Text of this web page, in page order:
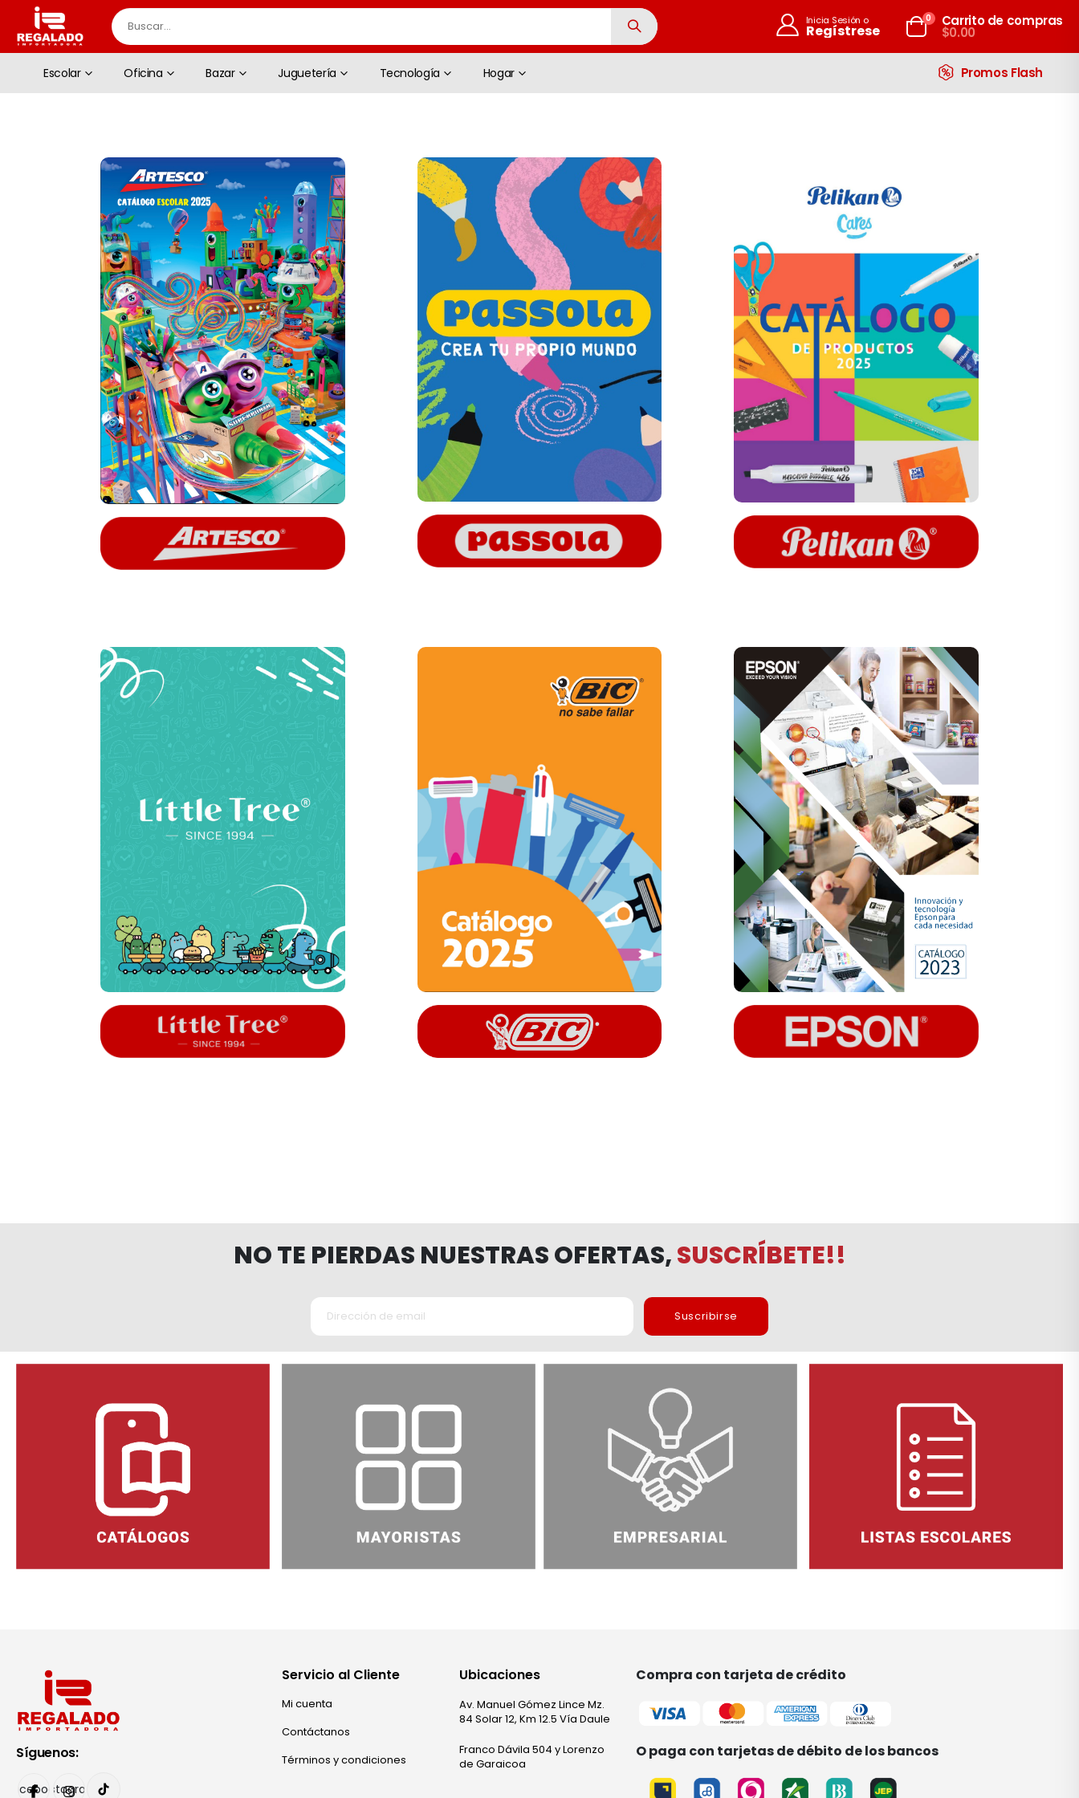
Inicia Sesión o
Regístrese Carrito
0artículos
Carrito de compras
$0.00
Escolar Oficina Bazar Juguetería Tecnología Hogar Promos Flash
NO TE PIERDAS NUESTRAS OFERTAS,SUSCRÍBETE!!
Suscribirse
Síguenos:
FacebookInstagram
Servicio al Cliente
Mi cuenta
Contáctanos
Términos y condiciones
Ubicaciones
Av. Manuel Gómez Lince Mz.
84 Solar 12, Km 12.5 Vía Daule
Franco Dávila 504 y Lorenzo
de Garaicoa
Compra con tarjeta de crédito
O paga con tarjetas de débito de los bancos